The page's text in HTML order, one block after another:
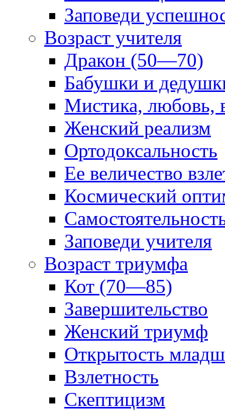
Заповеди
Возраст учителя
Дракон (50—70)
Бабушки и
Мистика, любовь,
Женский реализм
Ортодоксальность
Ее величество
Космический
Заповеди учителя
Возраст триумфа
Кот (70—85)
Завершительство
Женский триумф
Открытость
Взлетность
Скептицизм